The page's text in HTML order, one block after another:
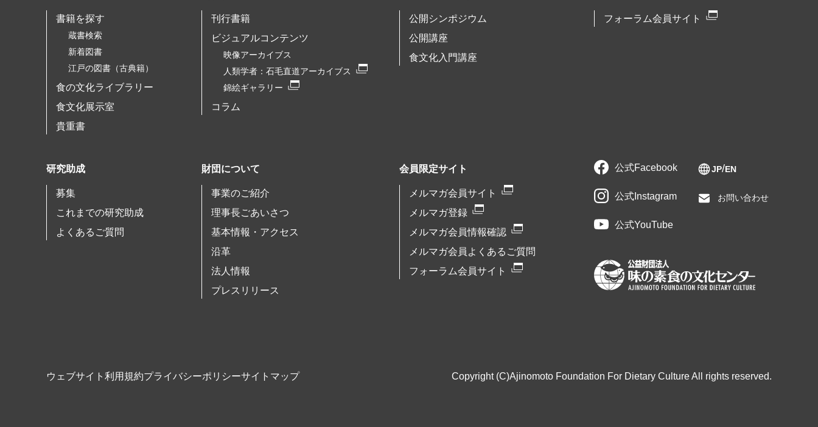
書籍を探す
蔵書検索
新着図書
江戸の図書（古典籍）
食の文化ライブラリー
食文化展示室
貴重書
刊行書籍
ビジュアルコンテンツ
映像アーカイブス
人類学者： 石毛直道アーカイブス
錦絵ギャラリー
コラム
公開シンポジウム
公開講座
食文化入門講座
フォーラム会員サイト
研究助成
募集
これまでの研究助成
よくあるご質問
財団について
事業のご紹介
理事長ごあいさつ
基本情報・アクセス
沿革
法人情報
プレスリリース
会員限定サイト
メルマガ会員サイト
メルマガ登録
メルマガ会員情報確認
メルマガ会員よくあるご質問
フォーラム会員サイト
公式Facebook
公式Instagram
公式YouTube
JP EN
お問い合わせ
ウェブサイト利用規約プライバシーポリシーサイトマップ Copyright (C)Ajinomoto Foundation For Dietary Culture All rights reserved.